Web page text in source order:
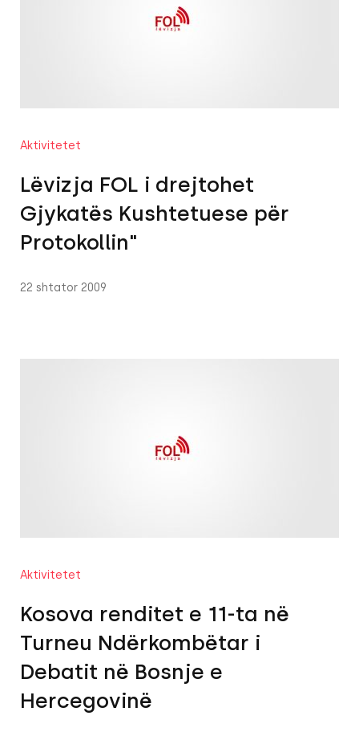
Aktivitetet
Lëvizja FOL i drejtohet
Gjykatës Kushtetuese për
Protokollin"
22 shtator 2009
Aktivitetet
Kosova renditet e 11-ta në
Turneu Ndërkombëtar i
Debatit në Bosnje e
Hercegovinë